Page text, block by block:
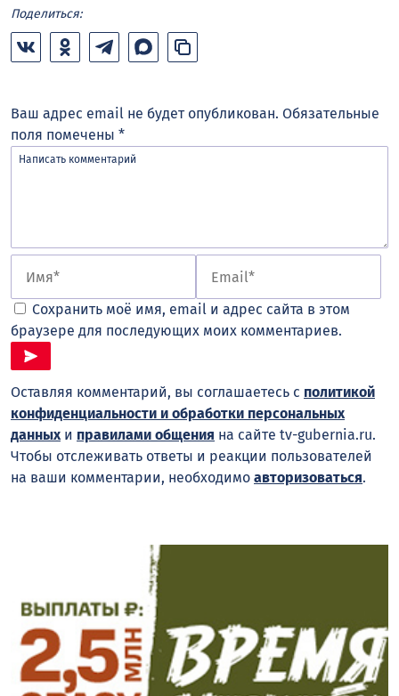
Поделиться:
Ваш адрес email не будет опубликован. Обязательные
поля помечены *
Сохранить моё имя, email и адрес сайта в этом
браузере для последующих моих комментариев.
Оставляя комментарий, вы соглашаетесь с политикой
конфиденциальности и обработки персональных
данныхи правилами общения на сайте tv-gubernia.ru.
Чтобы отслеживать ответы и реакции пользователей
на ваши комментарии, необходимо авторизоваться.